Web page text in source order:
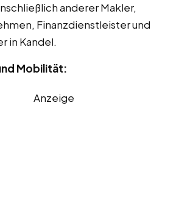
anderer Makler,
Finanzdienstleister und
in Kandel.
Mobilität:
Anzeige